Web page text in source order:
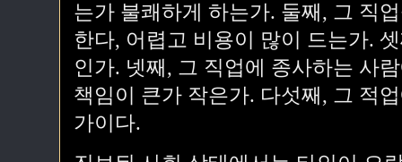
는가 불쾌하게 하는가. 둘째, 그 직
한다, 어렵고 비용이 많이 드는가.
인가. 넷째, 그 직업에 종사하는 사
책임이 큰가 작은가. 다섯째, 그 적
가이다.